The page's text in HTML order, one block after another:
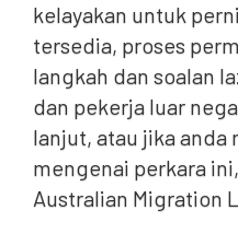
kelayakan untuk
tersedia, proses
langkah dan soalan
dan pekerja luar
lanjut, atau jika anda
mengenai perkara
Australian Migration